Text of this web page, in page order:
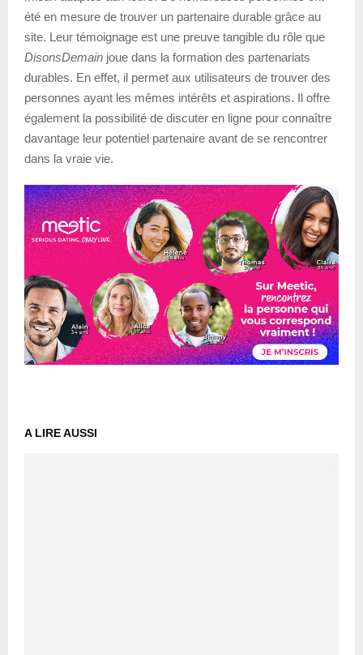
été en mesure de trouver un partenaire durable grâce au
site. Leur témoignage est une preuve tangible du rôle que
DisonsDemain joue dans la formation des partenariats
durables. En effet, il permet aux utilisateurs de trouver des
personnes ayant les mêmes intérêts et aspirations. Il offre
également la possibilité de discuter en ligne pour connaître
davantage leur potentiel partenaire avant de se rencontrer
dans la vraie vie.
A LIRE AUSSI